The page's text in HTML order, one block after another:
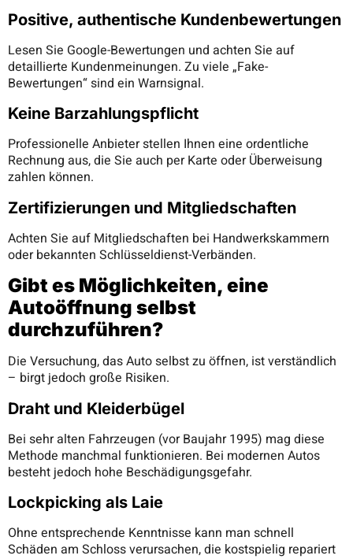
Positive, authentische Kundenbewertungen
Lesen Sie Google-Bewertungen und achten Sie auf
detaillierte Kundenmeinungen. Zu viele „Fake-
Bewertungen“ sind ein Warnsignal.
Keine Barzahlungspflicht
Professionelle Anbieter stellen Ihnen eine ordentliche
Rechnung aus, die Sie auch per Karte oder Überweisung
zahlen können.
Zertifizierungen und Mitgliedschaften
Achten Sie auf Mitgliedschaften bei Handwerkskammern
oder bekannten Schlüsseldienst-Verbänden.
Gibt es Möglichkeiten, eine
Autoöffnung selbst
durchzuführen?
Die Versuchung, das Auto selbst zu öffnen, ist verständlich
– birgt jedoch große Risiken.
Draht und Kleiderbügel
Bei sehr alten Fahrzeugen (vor Baujahr 1995) mag diese
Methode manchmal funktionieren. Bei modernen Autos
besteht jedoch hohe Beschädigungsgefahr.
Lockpicking als Laie
Ohne entsprechende Kenntnisse kann man schnell
Schäden am Schloss verursachen, die kostspielig repariert